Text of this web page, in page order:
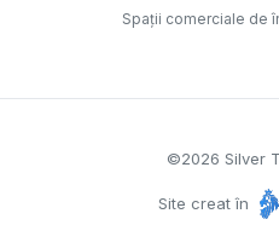
Spații comerciale de
©2026 Silver
Site creat în